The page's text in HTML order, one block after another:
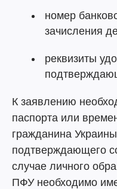
номер
зачисления
реквизиты
К заявлению
паспорта или
гражданина
подтверждающего
случае личного
ПФУ необходимо